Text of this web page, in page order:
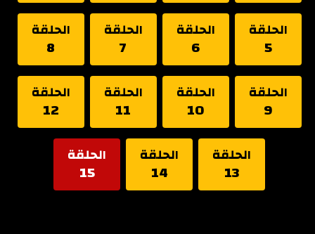
الحلقة
5
الحلقة
6
الحلقة
7
الحلقة
8
الحلقة
9
الحلقة
10
الحلقة
11
الحلقة
12
الحلقة
13
الحلقة
14
الحلقة
15